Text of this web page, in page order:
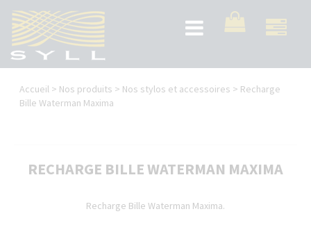
contenu
principal
Toggle
navigation
Vous
êtes
Accueil > Nos produits > Nos stylos et accessoires > Recharge
Bille Waterman Maxima
RECHARGE BILLE WATERMAN MAXIMA
Recharge Bille Waterman Maxima.